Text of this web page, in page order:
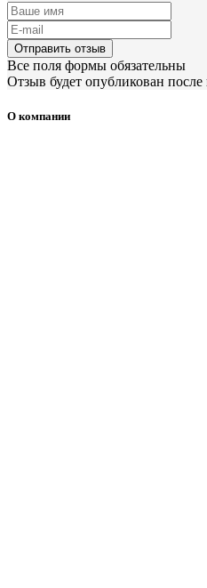
Отправить отзыв
Все поля формы обязательны
Отзыв будет опубликован
О компании